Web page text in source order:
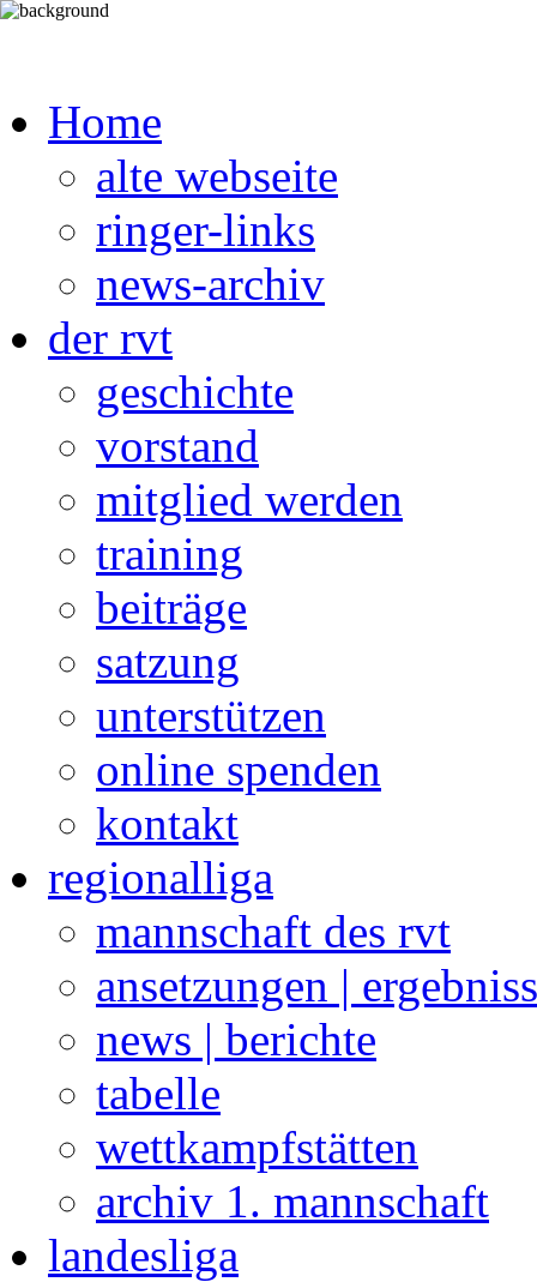
Home
alte webseite
ringer-links
news-archiv
der rvt
geschichte
vorstand
mitglied werden
training
beiträge
satzung
unterstützen
online spenden
kontakt
regionalliga
mannschaft des rvt
ansetzungen |
news | berichte
tabelle
wettkampfstätten
archiv 1. mannschaft
landesliga